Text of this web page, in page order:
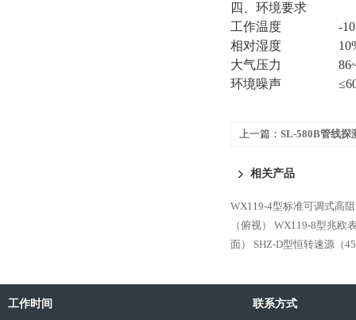
四、环境要求
工作温度 -
相对湿度
大气压力
环境噪声
上一篇： SL-580B管线探
相关产品
WX119-4型标准可调式高
（俯视）
WX119-8型兆欧
面）
SHZ-D型恒转速源（
工作时间 联系方式